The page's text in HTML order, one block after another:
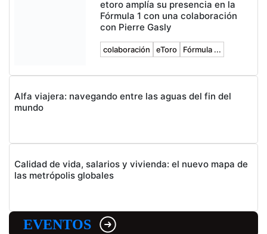
etoro amplía su presencia en la
Fórmula 1 con una colaboración
con Pierre Gasly
colaboración eToro Fórmula ...
Alfa viajera: navegando entre las aguas del fin del
mundo
Calidad de vida, salarios y vivienda: el nuevo mapa de
las metrópolis globales
EVENTOS